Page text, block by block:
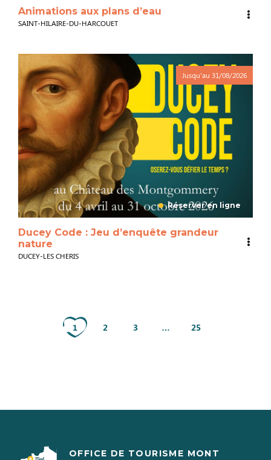
Animations aux plans d’eau
SAINT-HILAIRE-DU-HARCOUET
Jusqu'au 31/08/2026
Réserver en ligne
Ducey Code : Jeu d’enquête grandeur
nature
DUCEY-LES CHERIS
1 2 3 … 25
OFFICE DE TOURISME MONT